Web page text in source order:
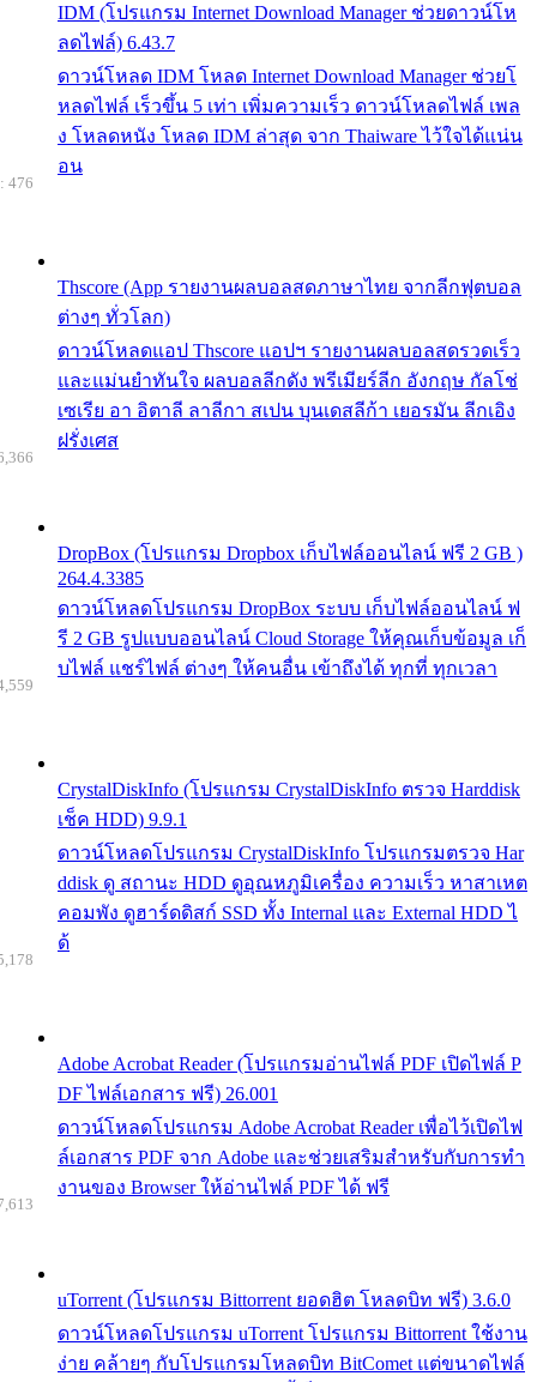
IDM (โปรแกรม Internet Download Manager ช่วยดาวน์โห
ลดไฟล์) 6.43.7
ดาวน์โหลด IDM โหลด Internet Download Manager ช่วยโ
หลดไฟล์ เร็วขึ้น 5 เท่า เพิ่มความเร็ว ดาวน์โหลดไฟล์ เพล
ง โหลดหนัง โหลด IDM ล่าสุด จาก Thaiware ไว้ใจได้แน่น
อน
Thscore (App รายงานผลบอลสดภาษาไทย จากลีกฟุตบอล
ต่างๆ ทั่วโลก)
ดาวน์โหลดแอป Thscore แอปฯ รายงานผลบอลสดรวดเร็ว
และแม่นยำทันใจ ผลบอลลีกดัง พรีเมียร์ลีก อังกฤษ กัลโช่
เซเรีย อา อิตาลี ลาลีกา สเปน บุนเดสลีก้า เยอรมัน ลีกเอิง
ฝรั่งเศส
476
DropBox (โปรแกรม Dropbox เก็บไฟล์ออนไลน์ ฟรี 2 GB )
264.4.3385
ดาวน์โหลดโปรแกรม DropBox ระบบ เก็บไฟล์ออนไลน์ ฟ
รี 2 GB รูปแบบออนไลน์ Cloud Storage ให้คุณเก็บข้อมูล เก็
บไฟล์ แชร์ไฟล์ ต่างๆ ให้คนอื่น เข้าถึงได้ ทุกที่ ทุกเวลา
CrystalDiskInfo (โปรแกรม CrystalDiskInfo ตรวจ Harddisk
เช็ค HDD) 9.9.1
ดาวน์โหลดโปรแกรม CrystalDiskInfo โปรแกรมตรวจ Har
ddisk ดู สถานะ HDD ดูอุณหภูมิเครื่อง ความเร็ว หาสาเหต
คอมพัง ดูฮาร์ดดิสก์ SSD ทั้ง Internal และ External HDD ไ
ด้
Adobe Acrobat Reader (โปรแกรมอ่านไฟล์ PDF เปิดไฟล์ P
DF ไฟล์เอกสาร ฟรี) 26.001
ดาวน์โหลดโปรแกรม Adobe Acrobat Reader เพื่อไว้เปิดไฟ
ล์เอกสาร PDF จาก Adobe และช่วยเสริมสำหรับกับการทำ
งานของ Browser ให้อ่านไฟล์ PDF ได้ ฟรี
uTorrent (โปรแกรม Bittorrent ยอดฮิต โหลดบิท ฟรี) 3.6.0
ดาวน์โหลดโปรแกรม uTorrent โปรแกรม Bittorrent ใช้งาน
ง่าย คล้ายๆ กับโปรแกรมโหลดบิท BitComet แต่ขนาดไฟล์